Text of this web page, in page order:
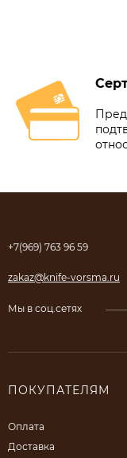
+7(969) 763 96 59
zakaz@knife-vorsma.ru
Мы в соц.сетях
ПОКУПАТЕЛЯМ
Оплата
Доставка